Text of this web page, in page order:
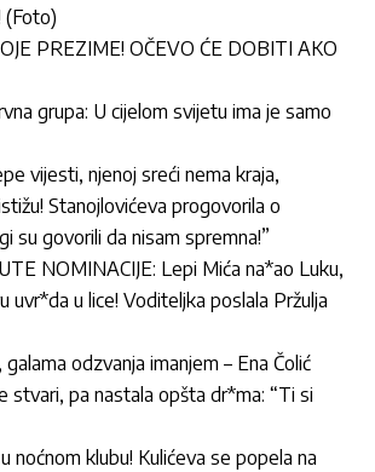
(Foto)
PREZIME! OČEVO ĆE DOBITI AKO
grupa: U cijelom svijetu ima je samo
vijesti, njenoj sreći nema kraja,
Stanojlovićeva progovorila o
su govorili da nisam spremna!”
NOMINACIJE: Lepi Mića na*ao Luku,
uvr*da u lice! Voditeljka poslala Pržulja
odzvanja imanjem – Ena Čolić
stvari, pa nastala opšta dr*ma: “Ti si
noćnom klubu! Kulićeva se popela na